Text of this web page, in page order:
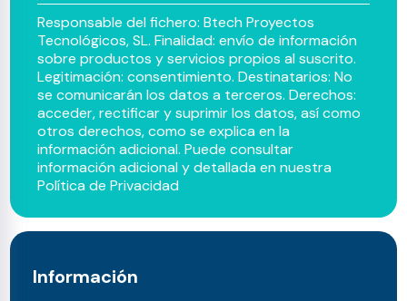
Responsable del fichero: Btech Proyectos
Tecnológicos, SL. Finalidad: envío de información
sobre productos y servicios propios al suscrito.
Legitimación: consentimiento. Destinatarios: No
se comunicarán los datos a terceros. Derechos:
acceder, rectificar y suprimir los datos, así como
otros derechos, como se explica en la
información adicional. Puede consultar
información adicional y detallada en nuestra
Política de Privacidad
Información